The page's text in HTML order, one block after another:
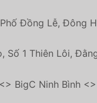
Đồng Lễ, Đông
Số 1 Thiên Lôi,
BigC Ninh Bình